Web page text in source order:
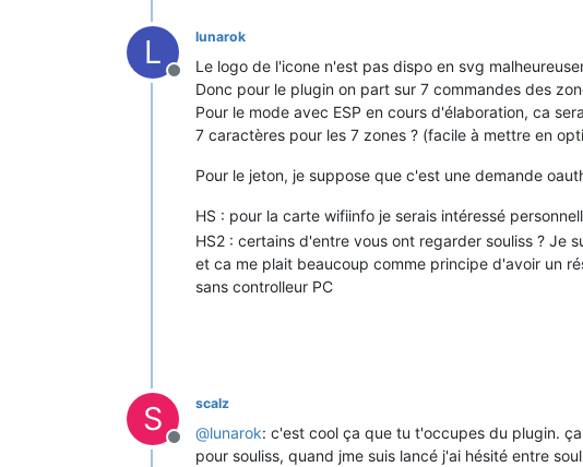
L
Offline
lunarok
Le logo de l'icone n'est pas dispo en svg
Donc pour le plugin on part sur 7 commandes des
Pour le mode avec ESP en cours d'élaboration, ca
7 caractères pour les 7 zones ? (facile à mettre en
Pour le jeton, je suppose que c'est une demande
HS : pour la carte wifiinfo je serais intéressé
HS2 : certains d'entre vous ont regarder souliss ? Je
et ca me plait beaucoup comme principe d'avoir un
sans controlleur PC
S
Offline
scalz
@lunarok: c'est cool ça que tu t'occupes du plugin.
pour souliss, quand jme suis lancé j'ai hésité entre